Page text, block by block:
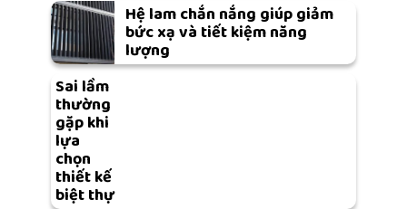
Hệ lam chắn nắng giúp giảm
bức xạ và tiết kiệm năng
lượng
Sai lầm
thường
gặp khi
lựa
chọn
thiết kế
biệt thự